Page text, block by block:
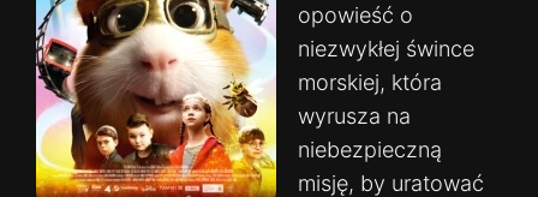
opowieść o
niezwykłej śwince
morskiej, która
wyrusza na
niebezpieczną
misję, by uratować